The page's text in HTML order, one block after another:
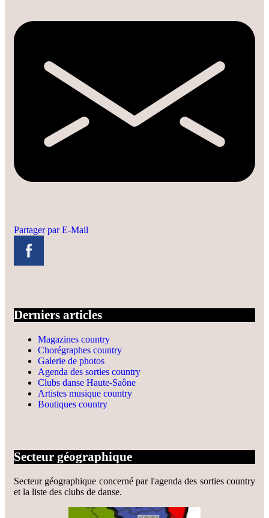
Partager par E-Mail
Derniers articles
Magazines country
Chorégraphes country
Galerie de photos
Agenda des sorties country
Clubs danse Haute-Saône
Artistes musique country
Boutiques country
Secteur géographique
Secteur géographique concerné par l'agenda des sorties country
et la liste des clubs de danse.